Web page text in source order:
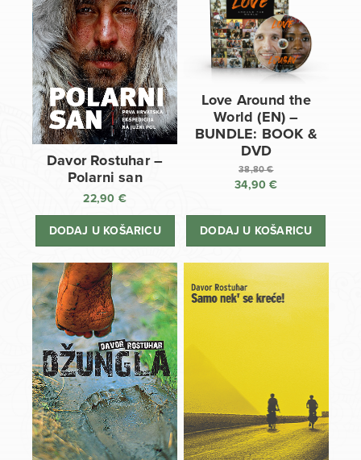
Davor Rostuhar –
Polarni san
22,90 €
DODAJ U KOŠARICU
Love Around the
World (EN) –
BUNDLE: BOOK &
DVD
38,80€
Izvorna
bila
34,90€
cijena
DODAJ U KOŠARICU